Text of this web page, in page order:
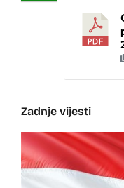
Zadnje vijesti